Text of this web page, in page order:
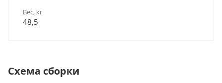
Вес, кг
48,5
Схема сборки